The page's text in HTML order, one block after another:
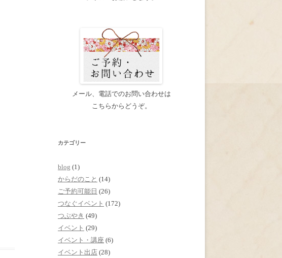
メール、電話でのお問い合わせは
こちらからどうぞ。
カテゴリー
blog (1)
からだのこと (14)
ご予約可能日 (26)
つなぐイベント (172)
つぶやき (49)
イベント (29)
イベント・講座 (6)
イベント出店 (28)